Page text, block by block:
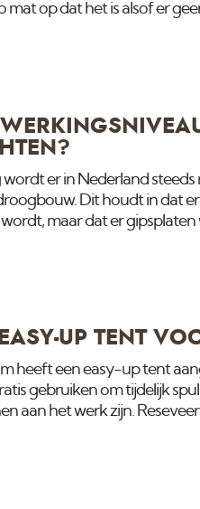
mat op dat het is alsof er
wordt er in Nederland
Dit houdt in dat
maar dat er
UP TENT
heeft een easy-up tent
gebruiken om tijdelijk
aan het werk zijn.